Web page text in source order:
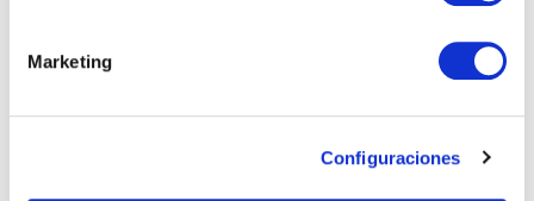
Marketing
Configuraciones